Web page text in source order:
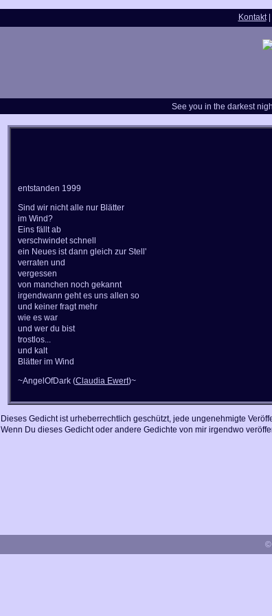
Kontakt
See you in the darkest
entstanden 1999
Sind wir nicht alle nur Blätter
im Wind?
Eins fällt ab
verschwindet schnell
ein Neues ist dann gleich zur Stell'
verraten und
vergessen
von manchen noch gekannt
irgendwann geht es uns allen so
und keiner fragt mehr
wie es war
und wer du bist
trostlos...
und kalt
Blätter im Wind
~AngelOfDark (Claudia Ewert)~
Dieses Gedicht ist urheberrechtlich geschützt, jede ungenehmigte
Wenn Du dieses Gedicht oder andere Gedichte von mir irgendwo
©